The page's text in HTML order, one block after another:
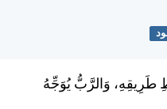
وَالرَّبُّ يُوَجِّهُ